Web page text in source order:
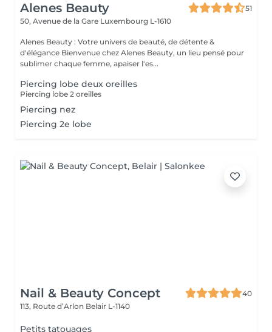
Alenes Beauty
51
50, Avenue de la Gare Luxembourg L-1610
Alenes Beauty : Votre univers de beauté, de détente &
d'élégance Bienvenue chez Alenes Beauty, un lieu pensé pour
sublimer chaque femme, apaiser l'es...
Piercing lobe deux oreilles
Piercing lobe 2 oreilles
Piercing nez
Piercing 2e lobe
Nail & Beauty Concept
40
113, Route d’Arlon Belair L-1140
Petits tatouages